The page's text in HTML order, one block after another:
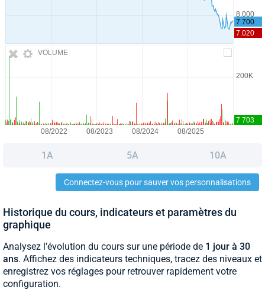
VOLUME
1A 5A 10A
Connectez-vous pour sauver vos personnalisations
Historique du cours, indicateurs et paramètres du
graphique
Analysez l’évolution du cours sur une période de 1 jour à 30
ans. Affichez des indicateurs techniques, tracez des niveaux et
enregistrez vos réglages pour retrouver rapidement votre
configuration.